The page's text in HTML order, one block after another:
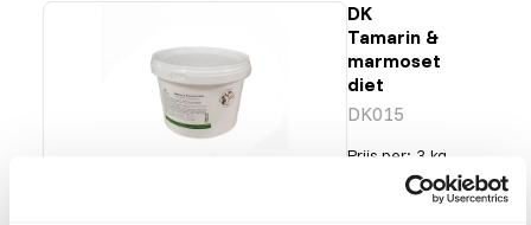
DK
Tamarin &
marmoset
diet
DK015
Prijs per: 3 kg